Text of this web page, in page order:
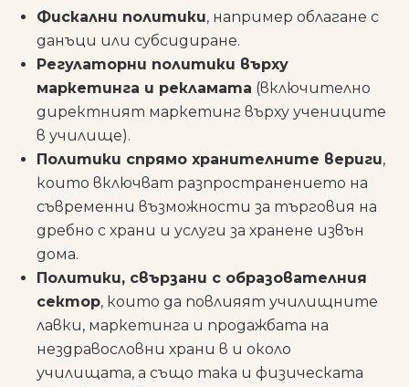
Фискални политики, например облагане с
данъци или субсидиране.
Регулаторни политики върху
маркетинга и рекламата (включително
директният маркетинг върху учениците
в училище).
Политики спрямо хранителните вериги,
които включват разпространението на
съвременни възможности за търговия на
дребно с храни и услуги за хранене извън
дома.
Политики, свързани с образователния
сектор, които да повлияят училищните
лавки, маркетинга и продажбата на
нездравословни храни в и около
училищата, а също така и физическата